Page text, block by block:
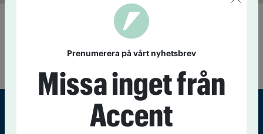
Forskaren: Bostad förändrar livet
För hemlösa missbrukare som vill förändra sitt liv
är en bostad en förutsättning enligt forskaren Marcus
Prenumerera på vårt nyhetsbrev
Missa inget från
Accent